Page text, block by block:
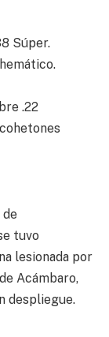
Súper.
.22
tuvo
lesionada por
Acámbaro,
despliegue.